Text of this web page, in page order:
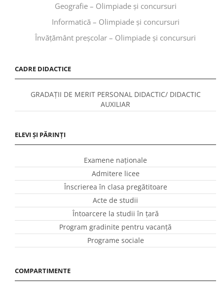
Geografie – Olimpiade și concursuri
Informatică – Olimpiade și concursuri
Învăţământ preşcolar – Olimpiade și concursuri
CADRE DIDACTICE
GRADAȚII DE MERIT PERSONAL DIDACTIC/ DIDACTIC
AUXILIAR
ELEVI ȘI PĂRINȚI
Examene naționale
Admitere licee
Înscrierea în clasa pregătitoare
Acte de studii
Întoarcere la studii în ţară
Program gradinite pentru vacanţă
Programe sociale
COMPARTIMENTE